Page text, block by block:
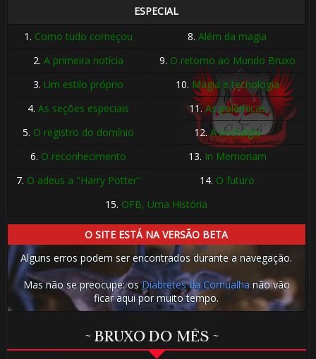
ESPECIAL
1. Como tudo começou 8.Além da magia
2.A primeira notícia 9. O retorno ao Mundo Bruxo
3. Um estilo próprio 10. Magia e tecnologia
4.As seções especiais 11.As polêmicas
5. O registro do domínio 12.A nostalgia
6. O reconhecimento 13. In Memoriam
7. O adeus a "Harry Potter" 14. O futuro
15. OFB, Uma História
O SITE ESTÁ NA VERSÃO BETA
Alguns erros podem ser encontrados durante a navegação.
Mas não se preocupe: osDiabretes da Cornualha não vão
ficar aqui por muito tempo.
~ BRUXO DO MÊS ~